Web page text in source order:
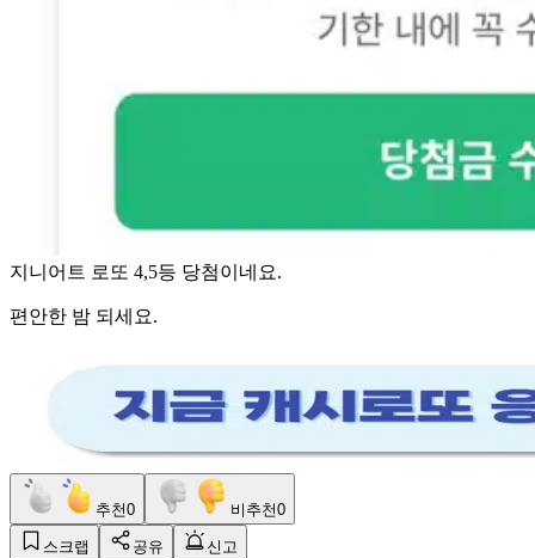
지니어트 로또 4,5등 당첨이네요.
편안한 밤 되세요.
추천0 비추천0
스크랩 공유
신고